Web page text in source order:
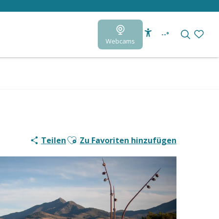
Webcams
--°
TeilenAjouter aux favoris
Zu Favoriten hinzufügen